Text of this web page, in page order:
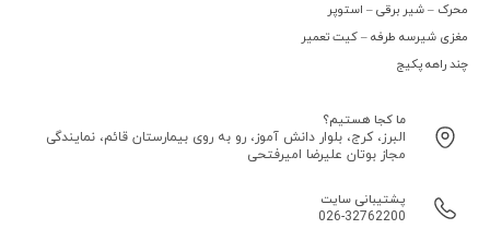
محرک – شیر برقی – استوپر
مغزی شیرسه طرفه – کیت تعمیر
چند راهه پکیج
ما کجا هستیم؟
البرز، کرج، بلوار دانش آموز، رو به روی بیمارستان قائم، نمایندگی
مجاز بوتان علیرضا امیرفتحی
پشتیبانی سایت
026-32762200